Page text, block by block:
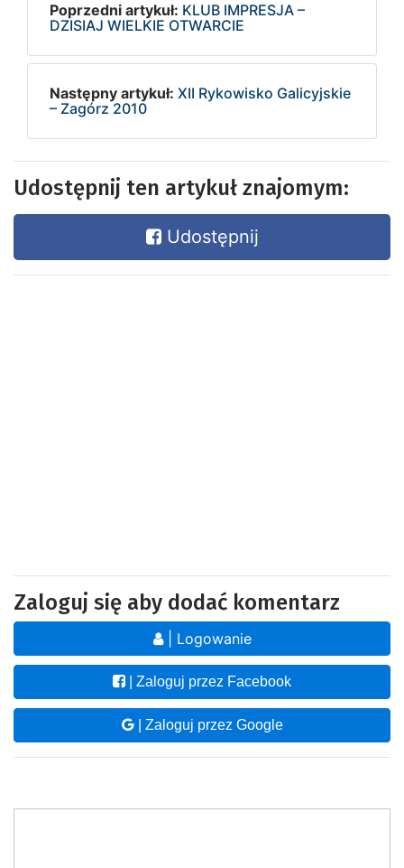
Poprzedni artykuł: KLUB IMPRESJA –
DZISIAJ WIELKIE OTWARCIE
Następny artykuł: XII Rykowisko Galicyjskie
– Zagórz 2010
Udostępnij ten artykuł znajomym:
Udostępnij
Zaloguj się aby dodać komentarz
| Logowanie
| Zaloguj przez Facebook
| Zaloguj przez Google